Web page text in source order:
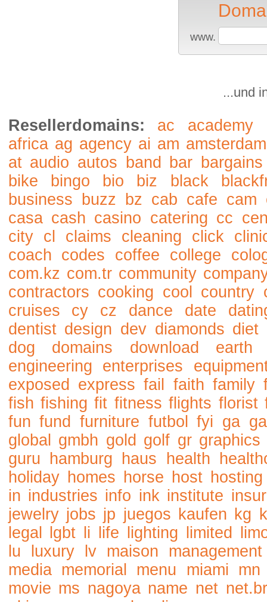
www.
...und
Resellerdomains: ac academy
africa ag agency ai am amsterdam
at audio autos band bar bargains
bike
bingo bio biz black
business
buzz bz cab cafe cam
casa cash casino catering cc
city
cl claims cleaning click
coach codes coffee college
com.kz com.tr community
contractors cooking cool country
cruises
cy cz dance date
dentist design dev diamonds diet
dog
domains download
earth
engineering
enterprises
exposed
express fail faith family
fish fishing fit fitness flights florist
fun fund furniture futbol fyi ga
global
gmbh gold golf gr graphics
guru
hamburg haus health
holiday homes horse host hosting
in industries info ink institute
jewelry jobs jp juegos kaufen kg
legal
lgbt li life lighting limited
lu
luxury lv maison
management
media memorial menu miami mn
movie ms nagoya name net net.br